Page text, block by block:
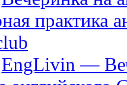
практика
EngLivin —